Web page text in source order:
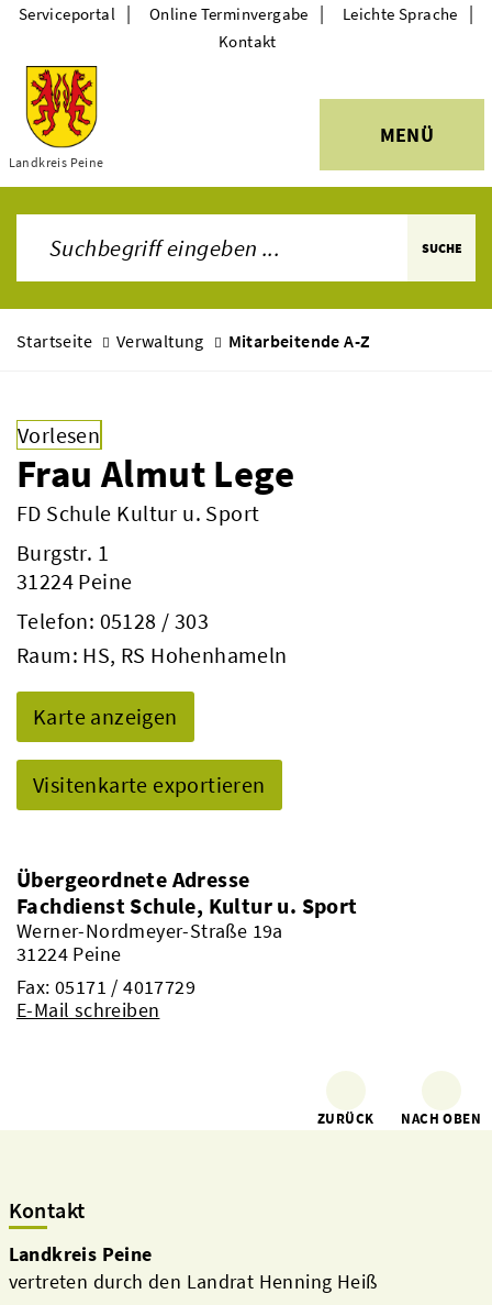
Themen
Landkreis Peine
MENÜ
Serviceportal | Online Terminvergabe | Leichte Sprache |
Kontakt
SUCHE
Startseite Verwaltung Mitarbeitende A-Z
Vorlesen
Frau Almut Lege
FD Schule Kultur u. Sport
Burgstr. 1
31224 Peine
Telefon: 05128 / 303
Raum: HS, RS Hohenhameln
Karte anzeigen
Visitenkarte exportieren
Übergeordnete Adresse
Fachdienst Schule, Kultur u. Sport
Werner-Nordmeyer-Straße 19a
31224 Peine
Fax: 05171 / 4017729
E-Mail schreiben
ZURÜCK NACH OBEN
Kontakt
Landkreis Peine
vertreten durch den Landrat Henning Heiß